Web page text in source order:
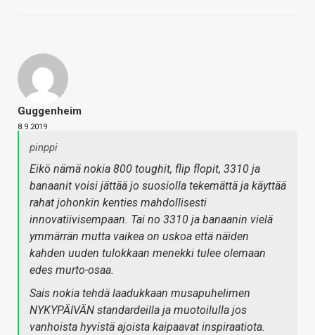
Guggenheim
8.9.2019
pinppi
Eikö nämä nokia 800 toughit, flip flopit, 3310 ja
banaanit voisi jättää jo suosiolla tekemättä ja käyttää
rahat johonkin kenties mahdollisesti
innovatiivisempaan. Tai no 3310 ja banaanin vielä
ymmärrän mutta vaikea on uskoa että näiden
kahden uuden tulokkaan menekki tulee olemaan
edes murto-osaa.
Sais nokia tehdä laadukkaan musapuhelimen
NYKYPÄIVÄN standardeilla ja muotoilulla jos
vanhoista hyvistä ajoista kaipaavat inspiraatiota.